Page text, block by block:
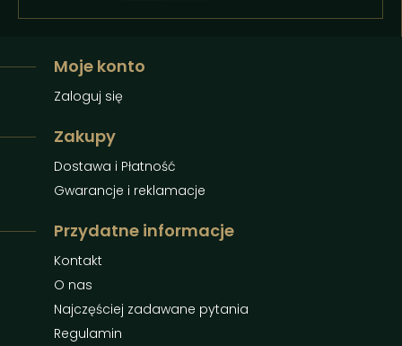
Moje konto
Zaloguj się
Zakupy
Dostawa i Płatność
Gwarancje i reklamacje
Przydatne informacje
Kontakt
O nas
Najczęściej zadawane pytania
Regulamin